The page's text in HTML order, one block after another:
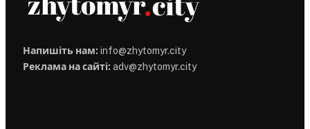
Напишіть нам: info@zhytomyr.city
Реклама на сайті: adv@zhytomyr.city